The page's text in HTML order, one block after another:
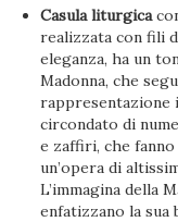
Casula liturgica
realizzata con fili
eleganza, ha un
Madonna, che
rappresentazione
circondato di
e zaffiri, che
un’opera di
L’immagina della
enfatizzano la sua